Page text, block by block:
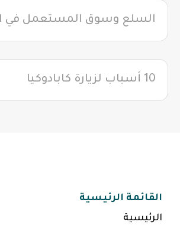
السلع وسوق المستعمل في
10 أسباب لزيارة كابادوكيا
القائمة الرئيسية
الرئيسية